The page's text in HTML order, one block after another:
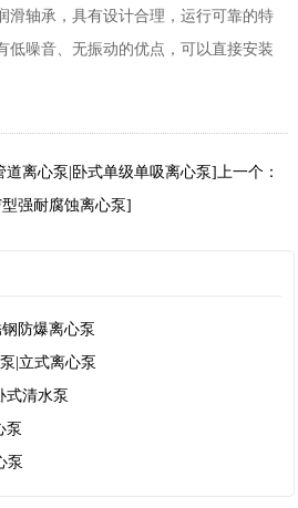
滑轴承，具有设计合理，运行可靠的特
低噪音、无振动的优点，可以直接安装
离心泵|卧式单级单吸离心泵]上一个：
型强耐腐蚀离心泵]
防爆离心泵
|立式离心泵
式清水泵
泵
泵